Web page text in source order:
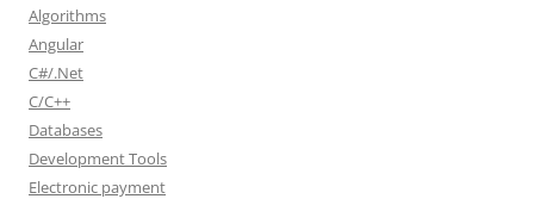
Algorithms
Angular
C#/.Net
C/C++
Databases
Development Tools
Electronic payment